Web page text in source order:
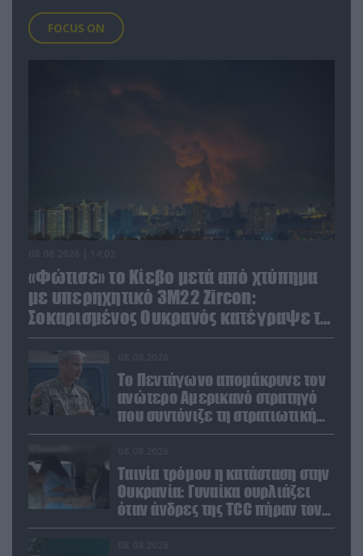
FOCUS ON
«Φώτισε» το Κίεβο μετά από χτύπημα
με υπερηχητικό 3M22 Zircon:
Σοκαρισμένος Ουκρανός κατέγραψε τη
στιγμή (βίντεο)
Το Πεντάγωνο απομάκρυνε τον
ανώτερο Αμερικανό στρατηγό
που συντόνιζε τη στρατιωτική
βοήθεια προς την Ουκρανία
Ταινία τρόμου η κατάσταση στην
Ουκρανία: Γυναίκα ουρλιάζει
όταν άνδρες της TCC πήραν τον
σύντροφό της (βίντεο)